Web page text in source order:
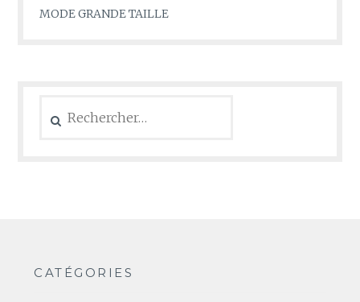
MODE GRANDE TAILLE
CATÉGORIES